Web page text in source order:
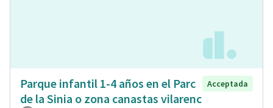
Parque infantil 1-4 años en el Parc
de la Sinia o zona canastas vilarenc
Acceptada